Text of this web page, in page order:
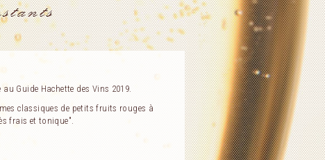
Guide Hachette des Vins 2019.
classiques de petits fruits rouges à
frais et tonique".